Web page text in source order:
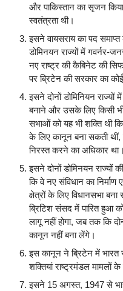
और पाकिस्तान का सृजन
स्वतंत्रता थी।
इसने वायसराय का पद
डोमिनयन राज्यों में गवर्नर-
नए राष्ट्र की कैबिनेट की
पर ब्रिटेन की सरकार का
इसने दोनों डोमिनियन
बनाने और उसके लिए किसी
सभाओं को यह भी शक्ति थी
के लिए कानून बना सकती थीं,
निरस्त करने का अधिकार था।
इसने दोनों डोमिनयन राज्यों
कि वे नए संविधान का निर्माण
क्षेत्रों के लिए विधानसभा
ब्रिटिश संसद में पारित हुआ
लागू नहीं होगा, जब तक कि
कानून नहीं बना लेंगे।
इस कानून ने ब्रिटेन में भारत
शक्तियां राष्ट्रमंडल मामलों
इसने 15 अगस्त, 1947 से